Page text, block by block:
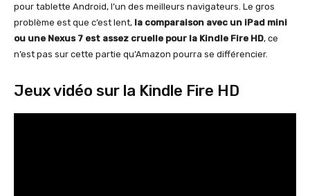
pour tablette Android, l’un des meilleurs navigateurs. Le gros
problème est que c’est lent, la comparaison avec un iPad mini
ou une Nexus 7 est assez cruelle pour la Kindle Fire HD, ce
n’est pas sur cette partie qu’Amazon pourra se différencier.
Jeux vidéo sur la Kindle Fire HD